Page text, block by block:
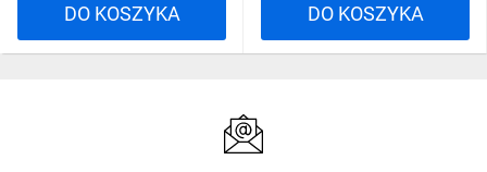
DO KOSZYKA DO KOSZYKA